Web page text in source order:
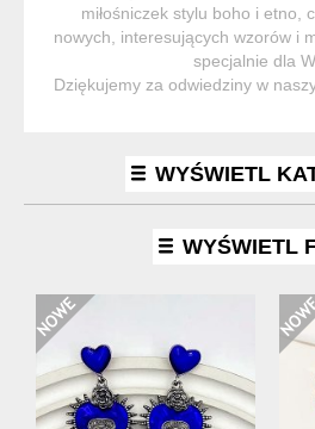
miłośniczek stylu boho i etno,
nowych, interesujących wzorów i
specjalnie dla
Dziękujemy za odwiedziny w
WYŚWIETL
WYŚWIETL